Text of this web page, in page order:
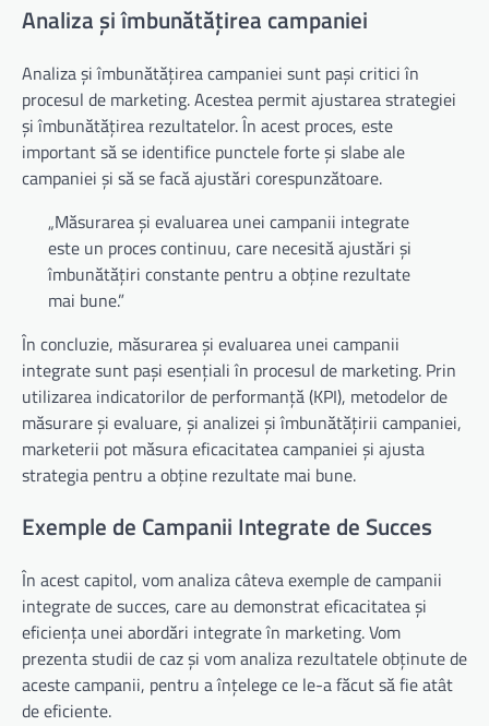
Analiza și îmbunătățirea campaniei
Analiza și îmbunătățirea campaniei sunt pași critici în
procesul de marketing. Acestea permit ajustarea strategiei
și îmbunătățirea rezultatelor. În acest proces, este
important să se identifice punctele forte și slabe ale
campaniei și să se facă ajustări corespunzătoare.
„Măsurarea și evaluarea unei campanii integrate
este un proces continuu, care necesită ajustări și
îmbunătățiri constante pentru a obține rezultate
mai bune.”
În concluzie, măsurarea și evaluarea unei campanii
integrate sunt pași esențiali în procesul de marketing. Prin
utilizarea indicatorilor de performanță (KPI), metodelor de
măsurare și evaluare, și analizei și îmbunătățirii campaniei,
marketerii pot măsura eficacitatea campaniei și ajusta
strategia pentru a obține rezultate mai bune.
Exemple de Campanii Integrate de Succes
În acest capitol, vom analiza câteva exemple de campanii
integrate de succes, care au demonstrat eficacitatea și
eficiența unei abordări integrate în marketing. Vom
prezenta studii de caz și vom analiza rezultatele obținute de
aceste campanii, pentru a înțelege ce le-a făcut să fie atât
de eficiente.